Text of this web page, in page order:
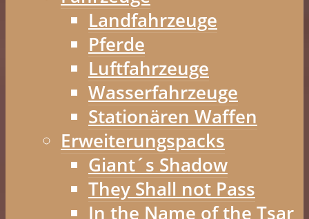
Landfahrzeuge
Pferde
Luftfahrzeuge
Wasserfahrzeuge
Stationären Waffen
Erweiterungspacks
Giant´s Shadow
They Shall not Pass
In the Name of the Tsar